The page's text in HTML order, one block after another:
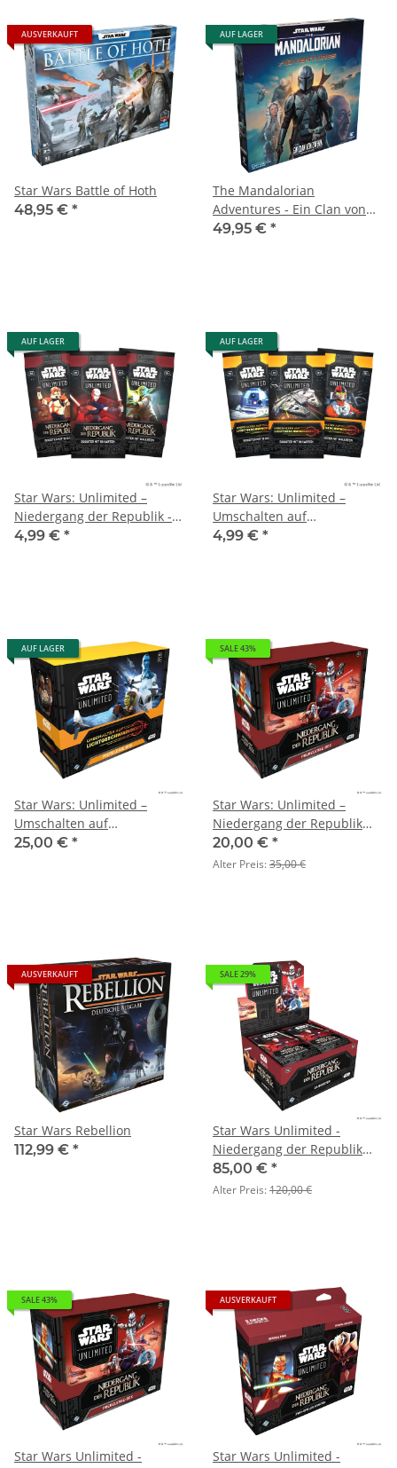
AUSVERKAUFT
Star Wars Battle of Hoth
48,95 € *
AUF LAGER
The Mandalorian
Adventures - Ein Clan von
Zweien
49,95 € *
AUF LAGER
Star Wars: Unlimited –
Niedergang der Republik - 1
Booster Pack
4,99 € *
AUF LAGER
Star Wars: Unlimited –
Umschalten auf
Lichtgeschwindigkeit 1
4,99 € *
AUF LAGER
Star Wars: Unlimited –
Umschalten auf
Lichtgeschwindigkeit
25,00 € *
SALE 43%
Star Wars: Unlimited –
Niedergang der Republik
(Pre-Releasebox) + Gratis
Initiative-Marker und
20,00 € *
Alter Preis:35,00 €
AUSVERKAUFT
Star Wars Rebellion
112,99 € *
SALE 29%
Star Wars Unlimited -
Niedergang der Republik
(Booster-Display)
85,00 € *
Alter Preis:120,00 €
SALE 43%
Star Wars Unlimited -
AUSVERKAUFT
Star Wars Unlimited -